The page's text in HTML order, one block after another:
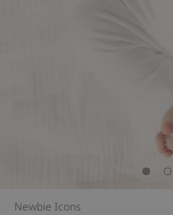
Newbie Icons